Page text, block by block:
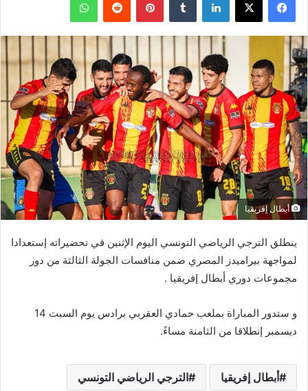
أبطال إفريقيا
ينطلق الترجي الرياضي التونسي اليوم الإثنين في تحضيراته إستعدادا
لمواجهة بيراميدز المصري ضمن منافسات الجولة الثالثة من دور
مجموعات دوري أبطال إفريقيا .
و ستدور المباراة بملعب حمادي العقربي برادس يوم السبت 14
ديسمبر إنطلاقا من الثامنة مساءً.
أبطال إفريقيا الترجي الرياضي التونسي